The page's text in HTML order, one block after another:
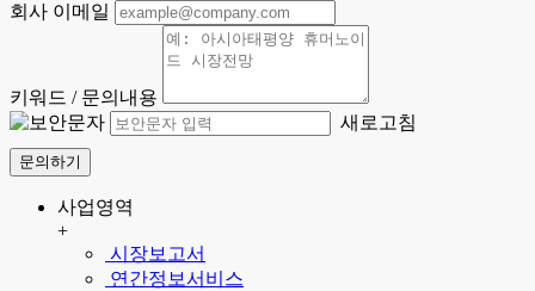
회사 이메일
키워드 / 문의내용
새로고침
문의하기
사업영역
+
시장보고서
연간정보서비스